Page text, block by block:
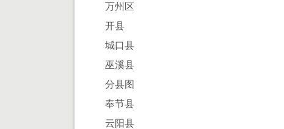
万州区
开县
城口县
巫溪县
分县图
奉节县
云阳县